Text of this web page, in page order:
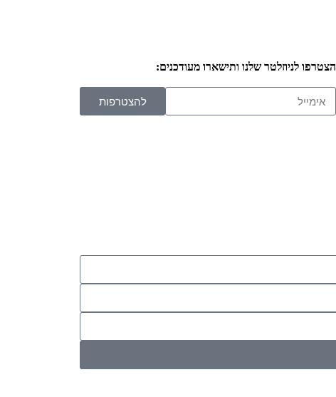
הצטרפו לניוזלטר שלנו ותישארו מעודכנים:
להצטרפות